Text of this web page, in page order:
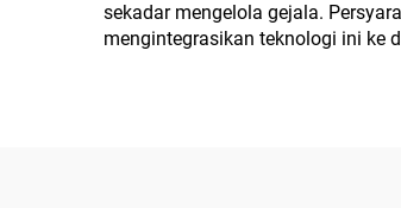
sekadar mengelola gejala.
mengintegrasikan teknologi ini ke